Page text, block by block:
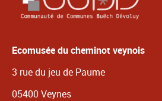
Ecomusée du cheminot veynois
3 rue du jeu de Paume
05400 Veynes